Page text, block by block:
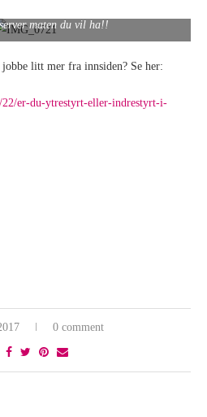
maten du vil ha!!
litt mer fra innsiden? Se her:
22/er-du-ytrestyrt-eller-indrestyrt-i-
0 comment